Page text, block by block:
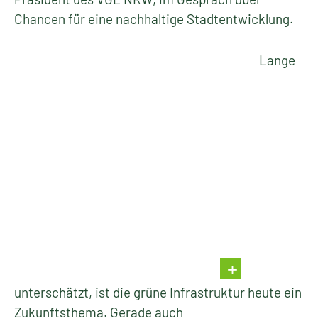
Chancen für eine nachhaltige Stadtentwicklung.
Lange
unterschätzt, ist die grüne Infrastruktur heute ein
Zukunftsthema. Gerade auch